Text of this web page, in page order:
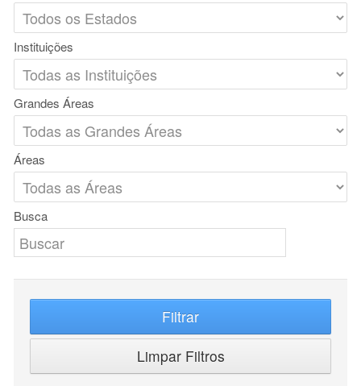
Instituições
Grandes Áreas
Áreas
Busca
Filtrar
Limpar Filtros